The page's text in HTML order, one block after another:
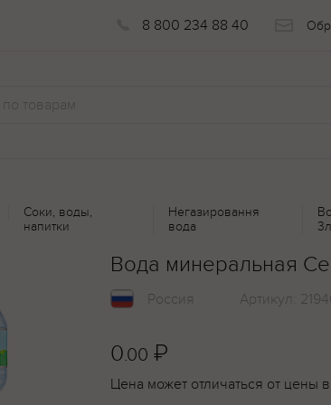
8 800 234 88 40
Соки, воды,
напитки
Негазировання
вода
3л
Вода минеральная
Россия Артикул:
0.00 ₽
Цена может отличаться от цены